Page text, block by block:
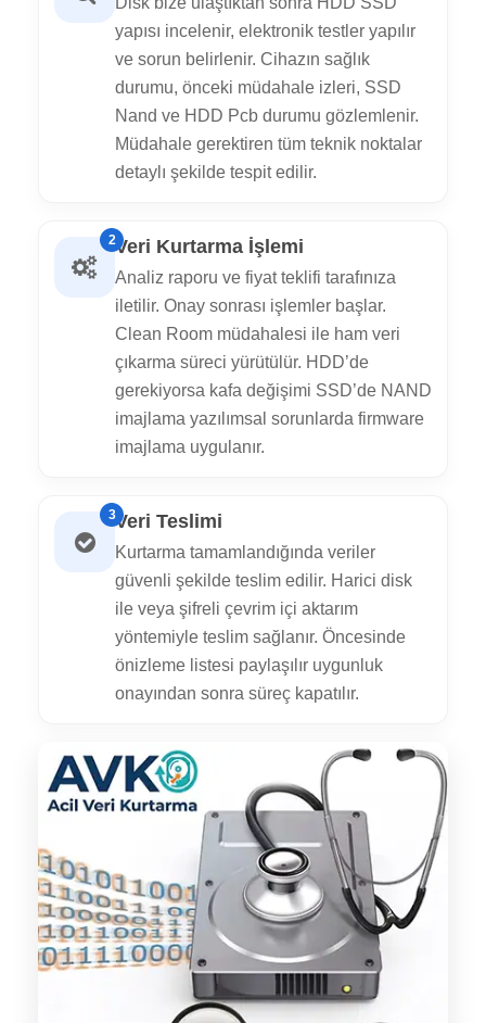
yapısı incelenir, elektronik testler yapılır
ve sorun belirlenir. Cihazın sağlık
durumu, önceki müdahale izleri, SSD
Nand ve HDD Pcb durumu gözlemlenir.
Müdahale gerektiren tüm teknik noktalar
detaylı şekilde tespit edilir.
2Veri Kurtarma İşlemi
Analiz raporu ve fiyat teklifi tarafınıza
iletilir. Onay sonrası işlemler başlar.
Clean Room müdahalesi ile ham veri
çıkarma süreci yürütülür. HDD’de
gerekiyorsa kafa değişimi SSD’de NAND
imajlama yazılımsal sorunlarda firmware
imajlama uygulanır.
3Veri Teslimi
Kurtarma tamamlandığında veriler
güvenli şekilde teslim edilir. Harici disk
ile veya şifreli çevrim içi aktarım
yöntemiyle teslim sağlanır. Öncesinde
önizleme listesi paylaşılır uygunluk
onayından sonra süreç kapatılır.